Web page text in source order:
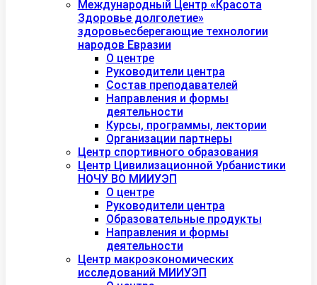
Международный Центр «Красота
Здоровье долголетие»
здоровьесберегающие технологии
народов Евразии
О центре
Руководители центра
Состав преподавателей
Направления и формы
деятельности
Курсы, программы, лектории
Организации партнеры
Центр спортивного образования
Центр Цивилизационной Урбанистики
НОЧУ ВО МИИУЭП
О центре
Руководители центра
Образовательные продукты
Направления и формы
деятельности
Центр макроэкономических
исследований МИИУЭП